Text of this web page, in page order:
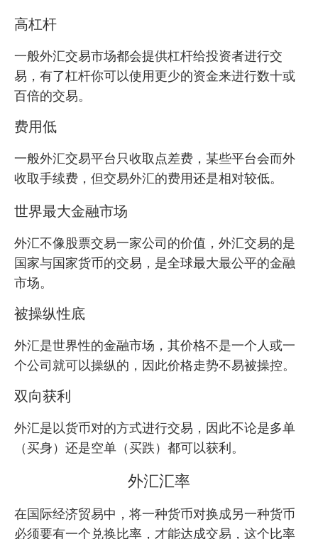
高杠杆
一般外汇交易市场都会提供杠杆给投资者进行交
易，有了杠杆你可以使用更少的资金来进行数十或
百倍的交易。
费用低
一般外汇交易平台只收取点差费，某些平台会而外
收取手续费，但交易外汇的费用还是相对较低。
世界最大金融市场
外汇不像股票交易一家公司的价值，外汇交易的是
国家与国家货币的交易，是全球最大最公平的金融
市场。
被操纵性底
外汇是世界性的金融市场，其价格不是一个人或一
个公司就可以操纵的，因此价格走势不易被操控。
双向获利
外汇是以货币对的方式进行交易，因此不论是多单
（买身）还是空单（买跌）都可以获利。
外汇汇率
在国际经济贸易中，将一种货币对换成另一种货币
必须要有一个兑换比率，才能达成交易，这个比率